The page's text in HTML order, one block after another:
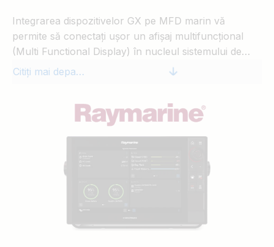
SmartShunt
Integrarea dispozitivelor GX pe MFD marin vă
permite să conectați ușor un afișaj multifuncțional
(Multi Functional Display) în nucleul sistemului de
alimentare, precum Cerbo GX sau MultiPlus-II GX cu
dvs., direct pe puntea de sticlă. Aflați ce altceva mai
puteți face cu soluțiile de alimentare pe mare.
Citiți mai departe